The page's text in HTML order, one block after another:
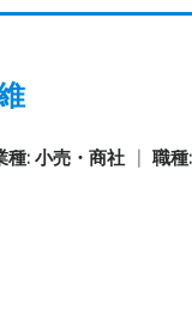
種: 小売・商社 | 職